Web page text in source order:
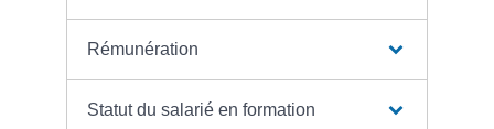
Rémunération
Statut du salarié en formation